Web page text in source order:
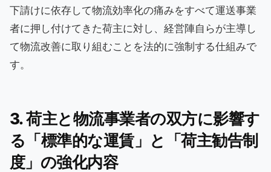
下請けに依存して物流効率化の痛みをすべて運送事業
者に押し付けてきた荷主に対し、経営陣自らが主導し
て物流改善に取り組むことを法的に強制する仕組みで
す。
3. 荷主と物流事業者の双方に影響す
る「標準的な運賃」と「荷主勧告制
度」の強化内容